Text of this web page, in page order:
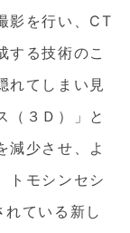
影を行い、CT
する技術のこ
れてしまい見
（３Ｄ）」と
減少させ、よ
トモシンセシ
ている新し